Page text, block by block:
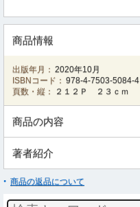
商品情報
出版年月： 2020年10月
ISBNコード： 978-4-7503-5084-4
頁数・縦：
２１２Ｐ ２３ｃｍ
商品の内容
著者紹介
商品の返品について